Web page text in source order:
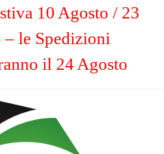
10 Agosto / 23
– le Spedizioni
il 24 Agosto